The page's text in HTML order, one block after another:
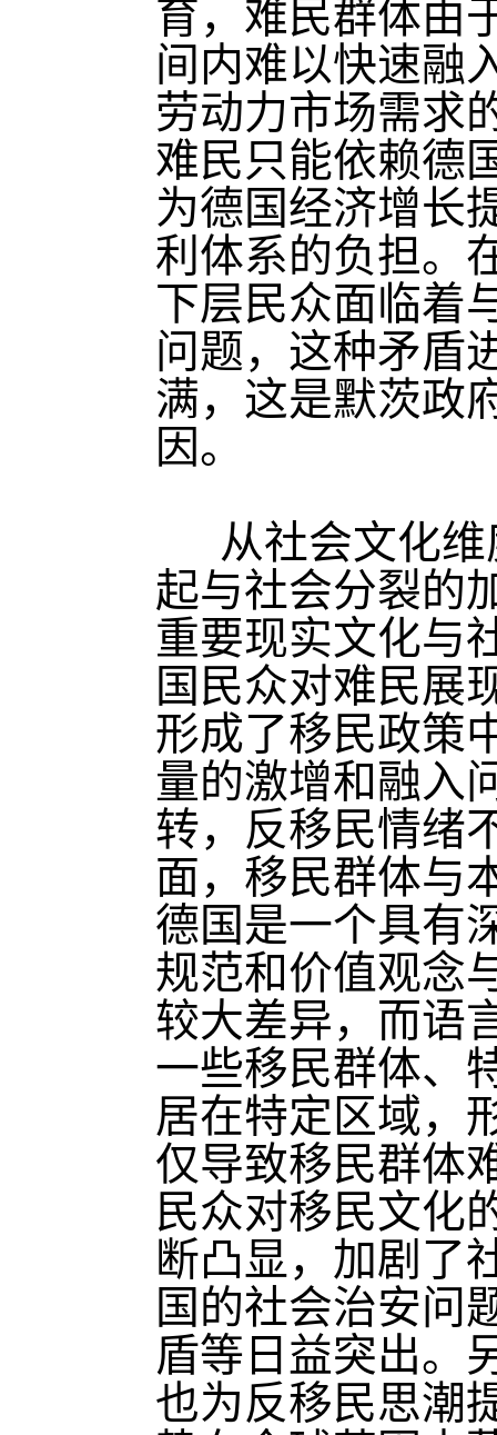
育，难民群体由
间内难以快速融
劳动力市场需求
难民只能依赖德
为德国经济增长
利体系的负担。
下层民众面临着
问题，这种矛盾
满，这是默茨政
因。
从社会文化维
起与社会分裂的
重要现实文化与
国民众对难民展
形成了移民政策
量的激增和融入
转，反移民情绪
面，移民群体与
德国是一个具有
规范和价值观念
较大差异，而语
一些移民群体、
居在特定区域，
仅导致移民群体
民众对移民文化
断凸显，加剧了
国的社会治安问
盾等日益突出。
也为反移民思潮